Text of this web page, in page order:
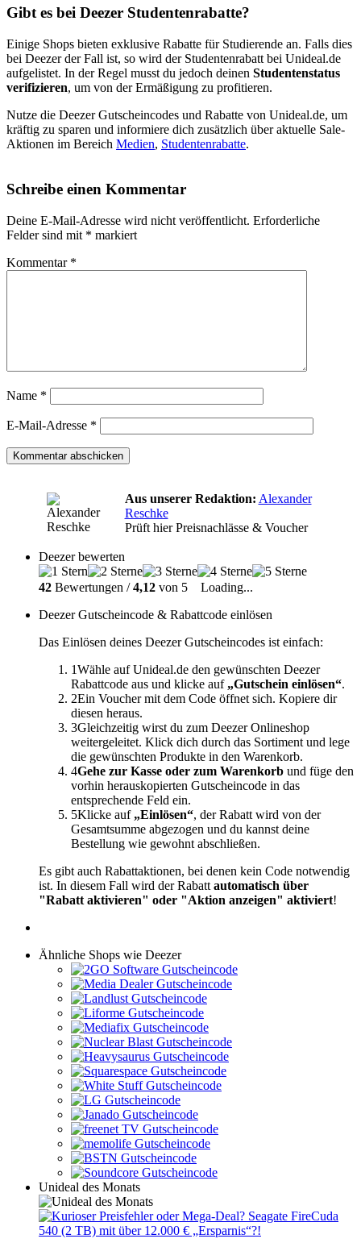
Gibt es bei Deezer Studentenrabatte?
Einige Shops bieten exklusive Rabatte für Studierende an. Falls dies
bei Deezer der Fall ist, so wird der Studentenrabatt bei Unideal.de
aufgelistet. In der Regel musst du jedoch deinen Studentenstatus
verifizieren, um von der Ermäßigung zu profitieren.
Nutze die Deezer Gutscheincodes und Rabatte von Unideal.de, um
kräftig zu sparen und informiere dich zusätzlich über aktuelle Sale-
Aktionen im Bereich Medien, Studentenrabatte.
Schreibe einen Kommentar
Deine E-Mail-Adresse wird nicht veröffentlicht. Erforderliche
Felder sind mit * markiert
Kommentar *
Name *
E-Mail-Adresse *
Aus unserer Redaktion: Alexander
Reschke
Prüft hier Preisnachlässe & Voucher
Deezer bewerten
42 Bewertungen /4,12 von 5
Loading...
Deezer Gutscheincode & Rabattcode einlösen
Das Einlösen deines Deezer Gutscheincodes ist einfach:
1Wähle auf Unideal.de den gewünschten Deezer
Rabattcode aus und klicke auf „Gutschein einlösen“.
2Ein Voucher mit dem Code öffnet sich. Kopiere dir
diesen heraus.
3Gleichzeitig wirst du zum Deezer Onlineshop
weitergeleitet. Klick dich durch das Sortiment und lege
die gewünschten Produkte in den Warenkorb.
4Gehe zur Kasse oder zum Warenkorb und füge den
vorhin herauskopierten Gutscheincode in das
entsprechende Feld ein.
5Klicke auf „Einlösen“, der Rabatt wird von der
Gesamtsumme abgezogen und du kannst deine
Bestellung wie gewohnt abschließen.
Es gibt auch Rabattaktionen, bei denen kein Code notwendig
ist. In diesem Fall wird der Rabatt automatisch über
"Rabatt aktivieren" oder "Aktion anzeigen" aktiviert!
Ähnliche Shops wie Deezer
Unideal des Monats